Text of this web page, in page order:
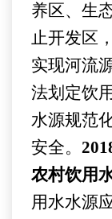
养区、生
止开发区，
实现河流
法划定饮
水源规范
安全。 201
农村饮用
用水水源